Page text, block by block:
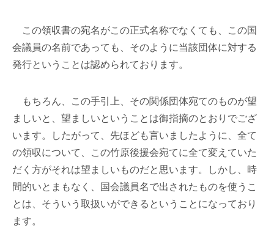
この領収書の宛名がこの正式名称でなくても、この国
会議員の名前であっても、そのように当該団体に対する
発行ということは認められております。
もちろん、この手引上、その関係団体宛てのものが望
ましいと、望ましいということは御指摘のとおりでござ
います。したがって、先ほども言いましたように、全て
の領収について、この竹原後援会宛てに全て変えていた
だく方がそれは望ましいものだと思います。しかし、時
間的いとまもなく、国会議員名で出されたものを使うこ
とは、そういう取扱いができるということになっており
ます。